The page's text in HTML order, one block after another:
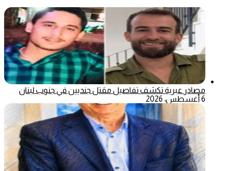
مصادر عبرية تكشف تفاصيل مقتل جنديين في جنوب لبنان
6 أغسطس، 2026